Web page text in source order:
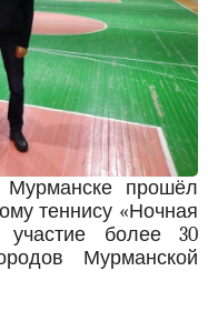
прошёл
теннису «Ночная
более 30
Мурманской